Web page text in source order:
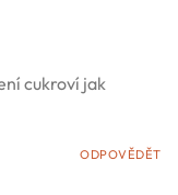
cukroví jak
ODPOVĚDĚT